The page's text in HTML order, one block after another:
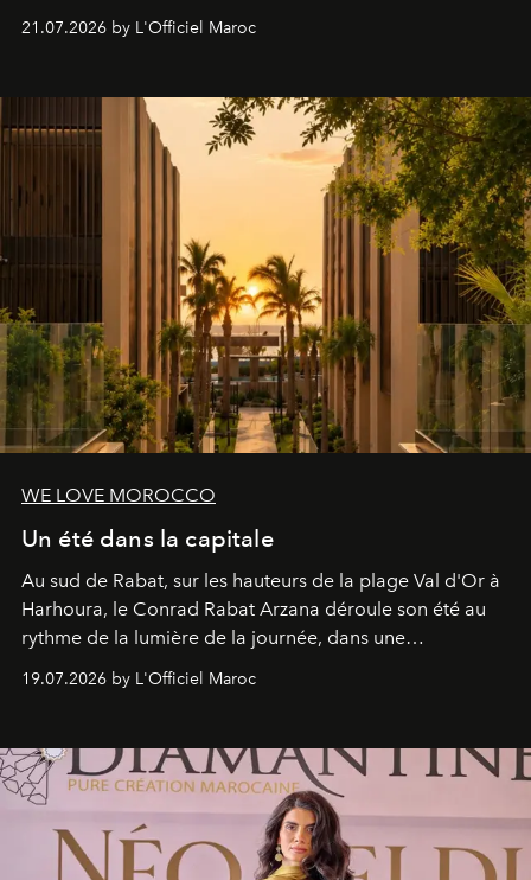
britannique, née dans un cabinet de chirurgie plastique
londonien et construite depuis autour d'un actif breveté,
21.07.2026 by L'Officiel Maroc
WE LOVE MOROCCO
Un été dans la capitale
Au sud de Rabat, sur les hauteurs de la plage Val d'Or à
Harhoura, le Conrad Rabat Arzana déroule son été au
rythme de la lumière de la journée, dans une
programmation pensée comme une succession de
rendez-vous avec l’océan.
19.07.2026 by L'Officiel Maroc